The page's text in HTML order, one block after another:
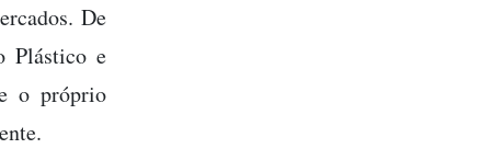
De
Plástico e
o próprio